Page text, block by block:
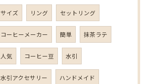
サイズ リング セットリング
コーヒーメーカー 簡単 抹茶ラテ
人気 コーヒー豆 水引
水引アクセサリー ハンドメイド